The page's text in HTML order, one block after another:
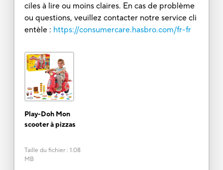
ciles à lire ou moins claires. En cas de problème
ou questions, veuillez contacter notre service cli
entèle : https://consumercare.hasbro.com/fr-fr
Play-Doh Mon
scooter à pizzas
Taille du fichier: 1.08
MB